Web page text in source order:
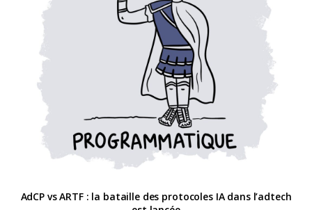
AdCP vs ARTF : la bataille des protocoles IA dans l’adtech